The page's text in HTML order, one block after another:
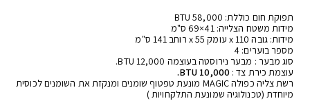
תפוקת חום כוללת: BTU 58,000
מידות משטח הצלייה: 41×69 ס"מ
מידות: גובה 110 x עומק 55 x רוחב 141 ס"מ
מספר בוערים: 4
סוג מבער : מבער נירוסטה בעוצמה 12,000 BTU.
עוצמת כירת צד :10,000 BTU.
רשת צליה כפולה MAGIC מונעת טפטוף שומנים ומנקזת את השומנים לכוסית
מיוחדת (טכנולוגיה שמונעת התלקחויות )